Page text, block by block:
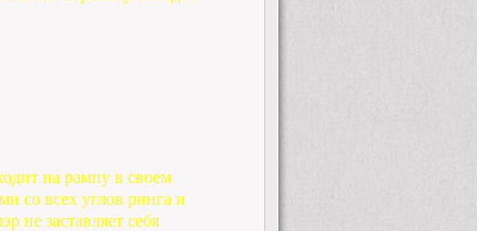
на рампу в своем
со всех углов ринга и
не заставляет себя